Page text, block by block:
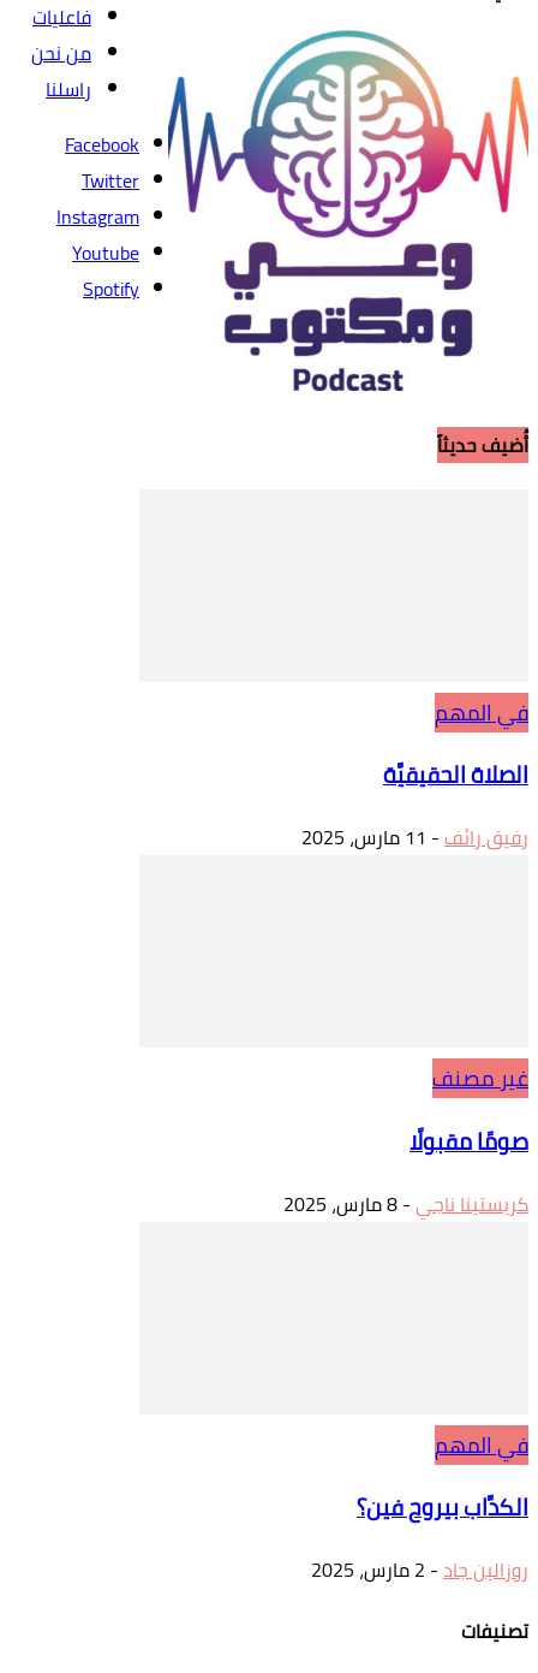
أُضيف حديثاً
في المهم
الصلاة الحقيقيَّة
رفيق رائف- 11 مارس، 2025
غير مصنف
صومًا مقبولًا
كريستينا ناجي-8 مارس، 2025
في المهم
الكدَّاب بيروح فين؟
روزالين جاد- 2 مارس، 2025
فاعليات
من نحن
راسلنا
تصنيفات
Facebook
Twitter
Instagram
Youtube
Spotify